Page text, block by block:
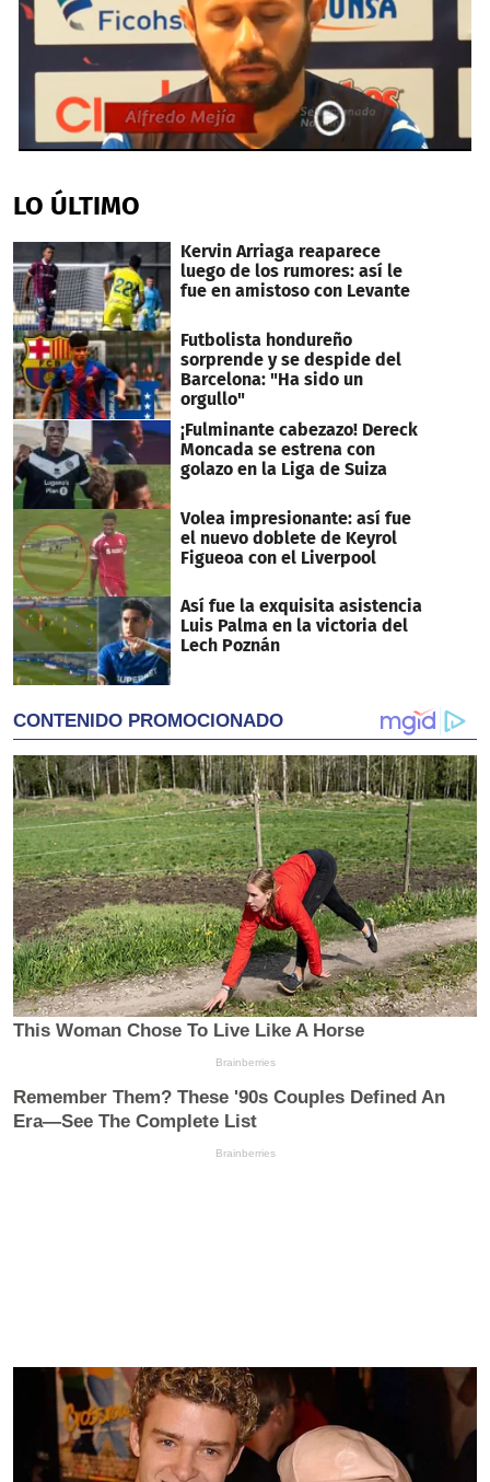
of
2
18
seconds
LO ÚLTIMO
Kervin Arriaga reaparece
luego de los rumores: así le
fue en amistoso con Levante
Futbolista hondureño
sorprende y se despide del
Barcelona: "Ha sido un
orgullo"
¡Fulminante cabezazo! Dereck
Moncada se estrena con
golazo en la Liga de Suiza
Volea impresionante: así fue
el nuevo doblete de Keyrol
Figueoa con el Liverpool
Así fue la exquisita asistencia
Luis Palma en la victoria del
Lech Poznán